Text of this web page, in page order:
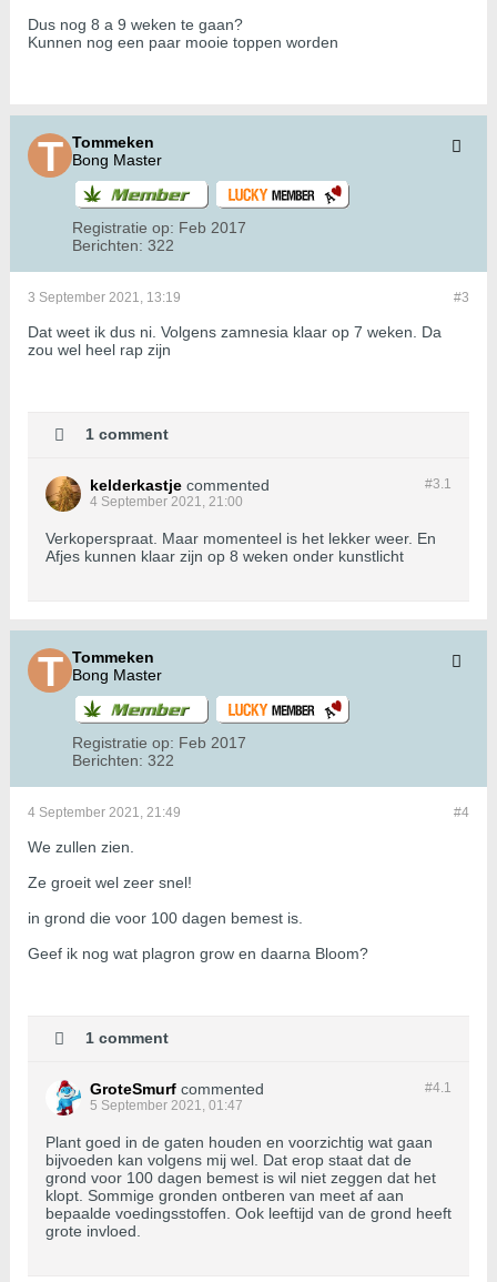
Dus nog 8 a 9 weken te gaan?
Kunnen nog een paar mooie toppen worden
Tommeken
Bong Master
Registratie op: Feb 2017
Berichten: 322
#3
3 September 2021, 13:19
Dat weet ik dus ni. Volgens zamnesia klaar op 7 weken. Da
zou wel heel rap zijn
1 comment
#3.1
kelderkastje commented
4 September 2021, 21:00
Verkoperspraat. Maar momenteel is het lekker weer. En
Afjes kunnen klaar zijn op 8 weken onder kunstlicht
Tommeken
Bong Master
Registratie op: Feb 2017
Berichten: 322
#4
4 September 2021, 21:49
We zullen zien.
Ze groeit wel zeer snel!
in grond die voor 100 dagen bemest is.
Geef ik nog wat plagron grow en daarna Bloom?
1 comment
#4.1
GroteSmurf commented
5 September 2021, 01:47
Plant goed in de gaten houden en voorzichtig wat gaan
bijvoeden kan volgens mij wel. Dat erop staat dat de
grond voor 100 dagen bemest is wil niet zeggen dat het
klopt. Sommige gronden ontberen van meet af aan
bepaalde voedingsstoffen. Ook leeftijd van de grond heeft
grote invloed.